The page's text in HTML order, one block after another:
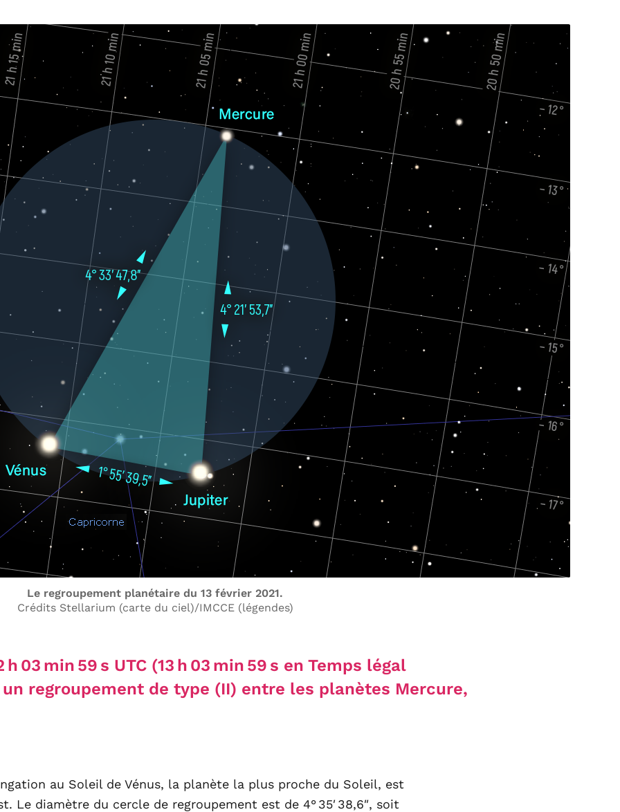
Le regroupement planétaire du 13 février 2021.
Crédits Stellarium (carte du ciel)/IMCCE (légendes)
03 min 59 s UTC (13 h 03 min 59 s en Temps légal
regroupement de type (II) entre les planètes Mercure,
au Soleil de Vénus, la planète la plus proche du Soleil, est
Le diamètre du cercle de regroupement est de 4° 35′ 38,6″, soit